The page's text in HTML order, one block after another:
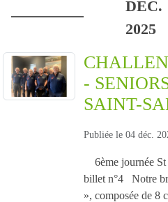
DÉC.
2025
-
SAINT-
Publiée le 04 déc.
6ème journée
billet n°4 Notre
», composée de 8